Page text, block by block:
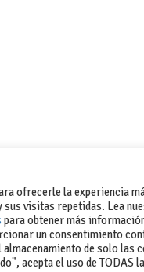
ofrecerle la experiencia
visitas repetidas. Lea
para obtener más
un consentimiento
almacenamiento de solo las
acepta el uso de TODAS